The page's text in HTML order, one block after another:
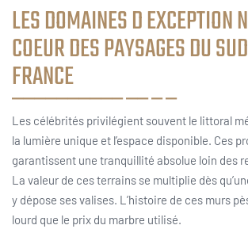
LES DOMAINES D EXCEPTION
COEUR DES PAYSAGES DU
FRANCE
Les célébrités privilégient souvent le littoral
la lumière unique et l’espace disponible. Ces
garantissent une tranquillité absolue loin des
La valeur de ces terrains se multiplie dès
y dépose ses valises. L’histoire de ces murs
lourd que le prix du marbre utilisé.